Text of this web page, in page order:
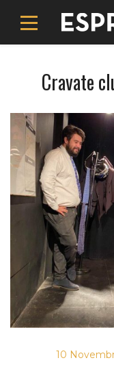
Cravate
10